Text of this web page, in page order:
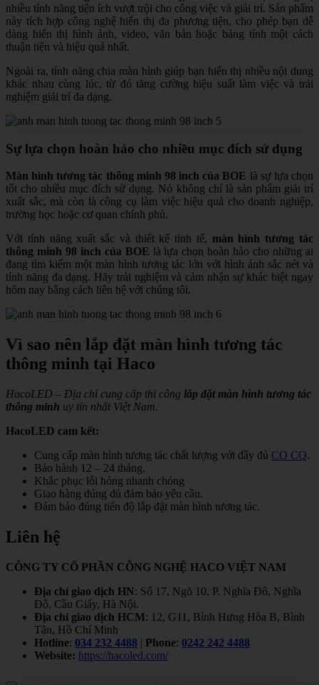
nhiều tính năng tiện ích vượt trội cho công việc và giải trí. Sản phẩm
này tích hợp công nghệ hiển thị đa phương tiện, cho phép bạn dễ
dàng hiển thị hình ảnh, video, văn bản hoặc bảng tính một cách
thuận tiện và hiệu quả nhất.
Ngoài ra, tính năng chia màn hình giúp bạn hiển thị nhiều nội dung
khác nhau cùng lúc, từ đó tăng cường hiệu suất làm việc và trải
nghiệm giải trí đa dạng.
Sự lựa chọn hoàn hảo cho nhiều mục đích sử dụng
Màn hình tương tác thông minh 98 inch của BOE là sự lựa chọn
tốt cho nhiều mục đích sử dụng. Nó không chỉ là sản phẩm giải trí
xuất sắc, mà còn là công cụ làm việc hiệu quả cho doanh nghiệp,
trường học hoặc cơ quan chính phủ.
Với tính năng xuất sắc và thiết kế tinh tế, màn hình tương tác
thông minh 98 inch của BOE là lựa chọn hoàn hảo cho những ai
đang tìm kiếm một màn hình tương tác lớn với hình ảnh sắc nét và
tính năng đa dạng. Hãy trải nghiệm và cảm nhận sự khác biệt ngay
hôm nay bằng cách liên hệ với chúng tôi.
Vì sao nên lắp đặt màn hình tương tác
thông minh tại Haco
HacoLED – Địa chỉ cung cấp thi công lắp đặt màn hình tương tác
thông minh uy tín nhất Việt Nam.
HacoLED cam kết:
Cung cấp màn hình tương tác chất lượng với đầy đủ CO CQ.
Bảo hành 12 – 24 tháng.
Khắc phục lỗi hỏng nhanh chóng
Giao hàng đúng đủ đảm bảo yêu cầu.
Đảm bảo đúng tiến độ lắp đặt màn hình tương tác.
Liên hệ
CÔNG TY CỔ PHẦN CÔNG NGHỆ HACO VIỆT NAM
Địa chỉ giao dịch HN: Số 17, Ngõ 10, P. Nghĩa Đô, Nghĩa
Đô, Cầu Giấy, Hà Nội.
Địa chỉ giao dịch HCM: 12, G11, Bình Hưng Hòa B, Bình
Tân, Hồ Chí Minh
Hotline: 034 232 4488 | Phone: 0242 242 4488
Website: https://hacoled.com/